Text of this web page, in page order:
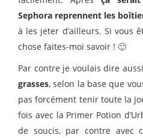
Sephora reprennent les
à les jeter d’ailleurs. Si vous
chose faites-moi savoir ! 🙂
Par contre je voulais dire
grasses, selon la base que
pas forcément tenir toute la
fois avec la Primer Potion
de soucis, par contre avec